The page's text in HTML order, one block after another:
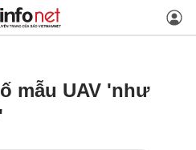
mẫu UAV 'như